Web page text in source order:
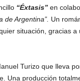
“Éxtasis”en
de Argentina”. Un
situación, gracias a
Turizo que lleva
Una producción